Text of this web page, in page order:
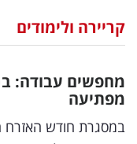
וצרכנות
דיגיטל
וטק
קריירה ולימודים
מחפשים עבודה:
מפתיעה
במסגרת חודש האזרח